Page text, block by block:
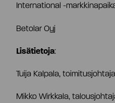
Sisäpiirihallinto
International -
Betolar Oyj
Lisätietoja:
Tuija Kalpala,
Mikko Wirkkala,